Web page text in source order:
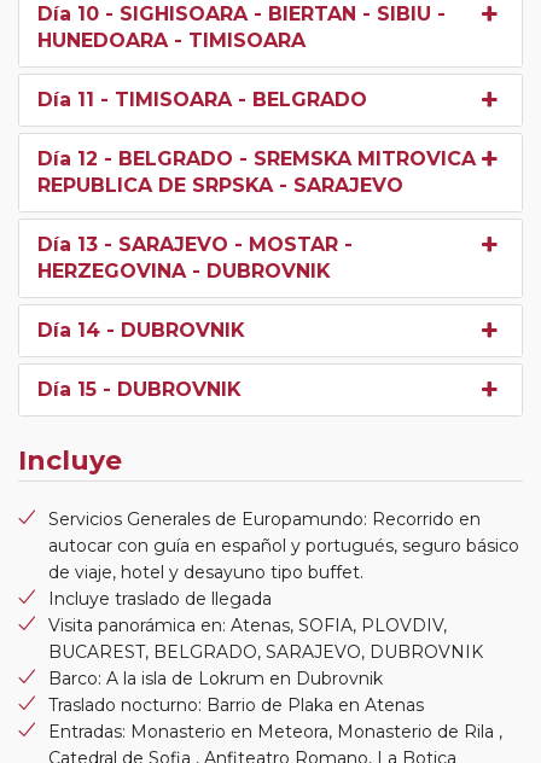
Día 10 - SIGHISOARA - BIERTAN - SIBIU -
HUNEDOARA - TIMISOARA
Día 11 - TIMISOARA - BELGRADO
Día 12 - BELGRADO - SREMSKA MITROVICA -
REPUBLICA DE SRPSKA - SARAJEVO
Día 13 - SARAJEVO - MOSTAR -
HERZEGOVINA - DUBROVNIK
Día 14 - DUBROVNIK
Día 15 - DUBROVNIK
Incluye
Servicios Generales de Europamundo: Recorrido en
autocar con guía en español y portugués, seguro básico
de viaje, hotel y desayuno tipo buffet.
Incluye traslado de llegada
Visita panorámica en: Atenas, SOFIA, PLOVDIV,
BUCAREST, BELGRADO, SARAJEVO, DUBROVNIK
Barco: A la isla de Lokrum en Dubrovnik
Traslado nocturno: Barrio de Plaka en Atenas
Entradas: Monasterio en Meteora, Monasterio de Rila ,
Catedral de Sofia , Anfiteatro Romano, La Botica